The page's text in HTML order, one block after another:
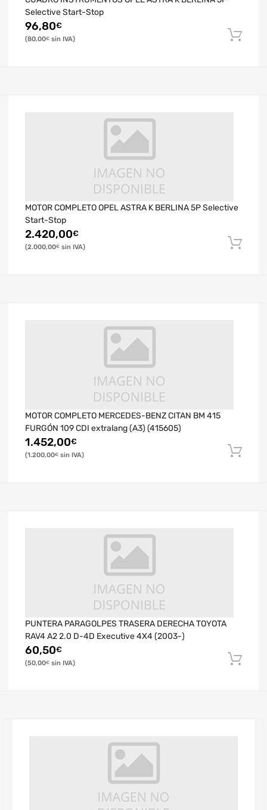
Selective Start-Stop
96,80€
80,00€
MOTOR COMPLETO OPEL ASTRA K BERLINA 5P Selective
Start-Stop
2.420,00€
2.000,00€
MOTOR COMPLETO MERCEDES-BENZ CITAN BM 415
FURGÓN 109 CDI extralang (A3) (415605)
1.452,00€
1.200,00€
PUNTERA PARAGOLPES TRASERA DERECHA TOYOTA
RAV4 A2 2.0 D-4D Executive 4X4 (2003-)
60,50€
50,00€